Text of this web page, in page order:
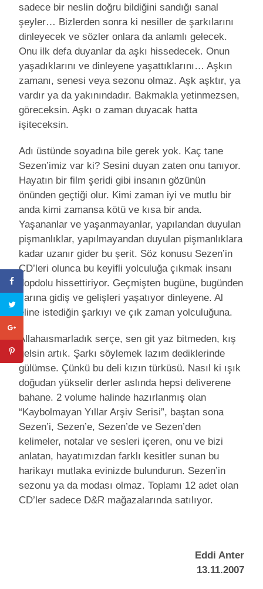
sadece bir neslin doğru bildiğini sandığı sanal
şeyler… Bizlerden sonra ki nesiller de şarkılarını
dinleyecek ve sözler onlara da anlamlı gelecek.
Onu ilk defa duyanlar da aşkı hissedecek. Onun
yaşadıklarını ve dinleyene yaşattıklarını… Aşkın
zamanı, senesi veya sezonu olmaz. Aşk aşktır, ya
vardır ya da yakınındadır. Bakmakla yetinmezsen,
göreceksin. Aşkı o zaman duyacak hatta
işiteceksin.
Adı üstünde soyadına bile gerek yok. Kaç tane
Sezen’imiz var ki? Sesini duyan zaten onu tanıyor.
Hayatın bir film şeridi gibi insanın gözünün
önünden geçtiği olur. Kimi zaman iyi ve mutlu bir
anda kimi zamansa kötü ve kısa bir anda.
Yaşananlar ve yaşanmayanlar, yapılandan duyulan
pişmanlıklar, yapılmayandan duyulan pişmanlıklara
kadar uzanır gider bu şerit. Söz konusu Sezen’in
CD’leri olunca bu keyifli yolculuğa çıkmak insanı
dopdolu hissettiriyor. Geçmişten bugüne, bugünden
yarına gidiş ve gelişleri yaşatıyor dinleyene. Al
eline istediğin şarkıyı ve çık zaman yolculuğuna.
Allahaısmarladık serçe, sen git yaz bitmeden, kış
gelsin artık. Şarkı söylemek lazım dediklerinde
gülümse. Çünkü bu deli kızın türküsü. Nasıl ki ışık
doğudan yükselir derler aslında hepsi deliverene
bahane. 2 volume halinde hazırlanmış olan
“Kaybolmayan Yıllar Arşiv Serisi”, baştan sona
Sezen’i, Sezen’e, Sezen’de ve Sezen’den
kelimeler, notalar ve sesleri içeren, onu ve bizi
anlatan, hayatımızdan farklı kesitler sunan bu
harikayı mutlaka evinizde bulundurun. Sezen’in
sezonu ya da modası olmaz. Toplamı 12 adet olan
CD’ler sadece D&R mağazalarında satılıyor.
Eddi Anter
13.11.2007